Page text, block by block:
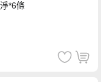
*6條